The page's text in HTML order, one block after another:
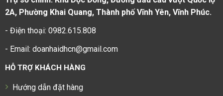
2A, Phường Khai Quang, Thành phố Vĩnh Yên, Vĩnh Phúc.
- Điện thoại: 0982.615.808
- Email: doanhaidhcn@gmail.com
HỖ TRỢ KHÁCH HÀNG
Hướng dẫn đặt hàng